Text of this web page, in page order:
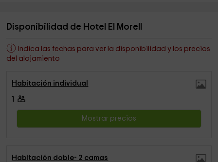
Disponibilidad de Hotel El Morell
Indica las fechas para ver la disponibilidad y los precios
del alojamiento
Habitación individual
Mostrar precios
Habitación doble- 2 camas